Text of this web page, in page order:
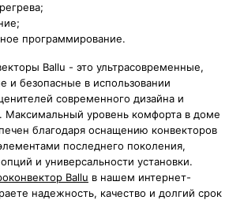
программирование.
Ballu - это ультрасовременные,
и безопасные в использовании
современного дизайна и
Максимальный уровень комфорта в доме
благодаря оснащению конвекторов
последнего поколения,
и универсальности установки.
Ballu в нашем интернет-
надежность, качество и долгий срок